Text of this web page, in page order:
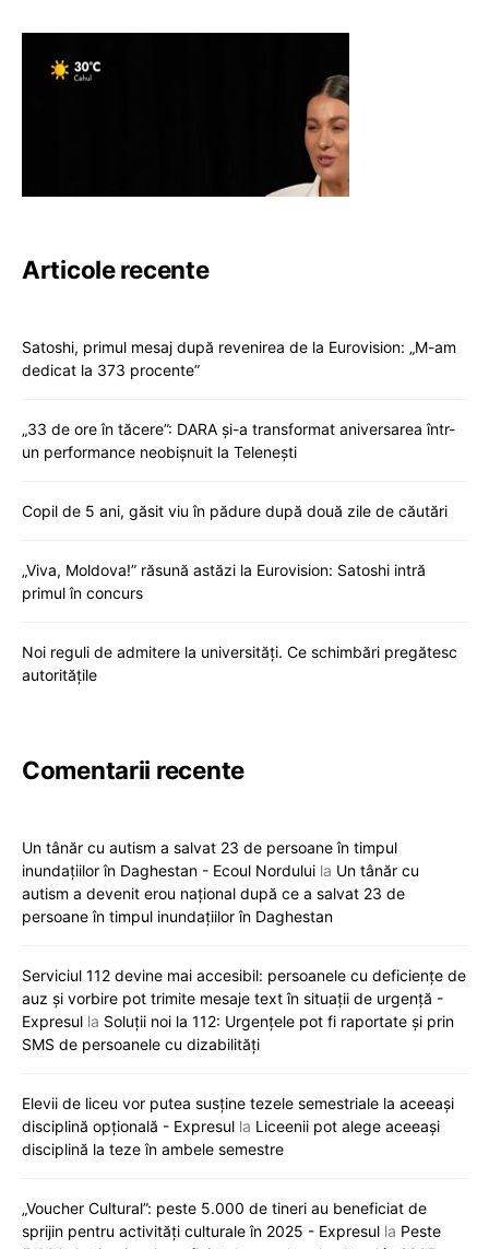
Articole recente
Satoshi, primul mesaj după revenirea de la Eurovision: „M-am
dedicat la 373 procente”
„33 de ore în tăcere”: DARA și-a transformat aniversarea într-
un performance neobișnuit la Telenești
Copil de 5 ani, găsit viu în pădure după două zile de căutări
„Viva, Moldova!” răsună astăzi la Eurovision: Satoshi intră
primul în concurs
Noi reguli de admitere la universități. Ce schimbări pregătesc
autoritățile
Comentarii recente
Un tânăr cu autism a salvat 23 de persoane în timpul
inundațiilor în Daghestan - Ecoul Nordului la Un tânăr cu
autism a devenit erou național după ce a salvat 23 de
persoane în timpul inundațiilor în Daghestan
Serviciul 112 devine mai accesibil: persoanele cu deficiențe de
auz și vorbire pot trimite mesaje text în situații de urgență -
Expresul la Soluții noi la 112: Urgențele pot fi raportate și prin
SMS de persoanele cu dizabilități
Elevii de liceu vor putea susține tezele semestriale la aceeași
disciplină opțională - Expresul la Liceenii pot alege aceeași
disciplină la teze în ambele semestre
„Voucher Cultural”: peste 5.000 de tineri au beneficiat de
sprijin pentru activități culturale în 2025 - Expresul la Peste